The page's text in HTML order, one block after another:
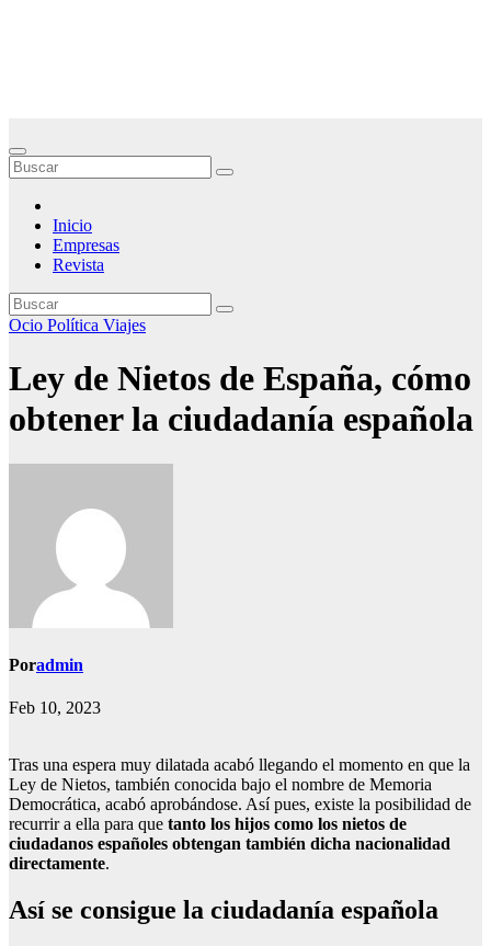
Inicio
Empresas
Revista
Ocio Política Viajes
Ley de Nietos de España, cómo
obtener la ciudadanía española
Poradmin
Feb 10, 2023
Tras una espera muy dilatada acabó llegando el momento en que la
Ley de Nietos, también conocida bajo el nombre de Memoria
Democrática, acabó aprobándose. Así pues, existe la posibilidad de
recurrir a ella para que tanto los hijos como los nietos de
ciudadanos españoles obtengan también dicha nacionalidad
directamente.
Así se consigue la ciudadanía española